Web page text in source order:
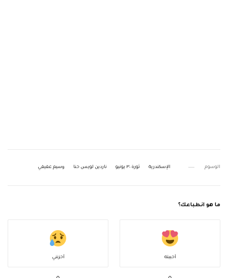
الوسوم الإسكندرية ثورة ٣٠ يونيو ناردين لويس حنا وسيم عفيفي
ما هو انطباعك؟
أحببته أحزنني